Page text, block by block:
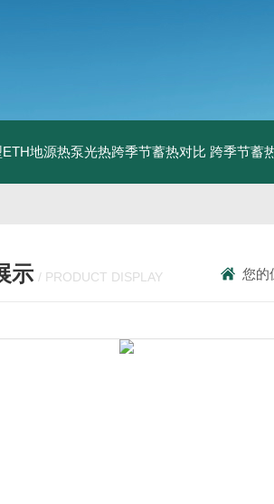
地源热泵光热跨季节蓄热对比 跨季节蓄热地埋管水
示 / PRODUCT DISPLAY 您的